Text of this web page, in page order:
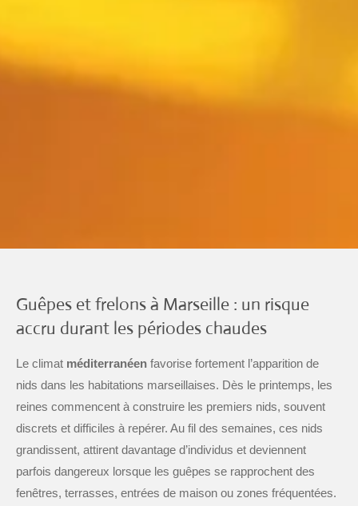
Guêpes et frelons à Marseille : un risque
accru durant les périodes chaudes
Le climat méditerranéen favorise fortement l’apparition de
nids dans les habitations marseillaises. Dès le printemps, les
reines commencent à construire les premiers nids, souvent
discrets et difficiles à repérer. Au fil des semaines, ces nids
grandissent, attirent davantage d’individus et deviennent
parfois dangereux lorsque les guêpes se rapprochent des
fenêtres, terrasses, entrées de maison ou zones fréquentées.